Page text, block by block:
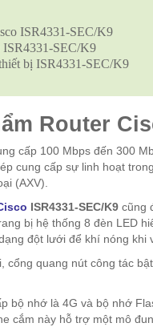
ISR4331-SEC/K9
ISR4331-SEC/K9
bị ISR4331-SEC/K9
Router
cấp 100 Mbps đến 300
cung cấp sự linh hoạt
(AXV).
ISR4331-SEC/K9 cũng
bị hệ thống 8 đèn LED
đột lưới để khí nóng khi
cổng quang nút công tác
bộ nhớ là 4G và bộ nhớ
cắm này hỗ trợ một mô